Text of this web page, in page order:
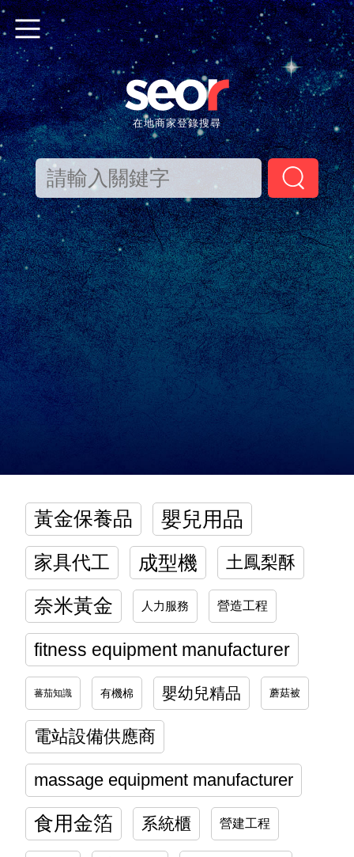
企
業
集
團
技
術
代
工
民
生
用
品
線
上
購
物
時
尚
服
飾
保
健
美
容
食
品
餐
飲
機
關
學
校 在地商家登錄搜尋
黃金保養品 嬰兒用品
家具代工 成型機 土鳳梨酥
奈米黃金 人力服務 營造工程
fitness equipment manufacturer
蕃茄知識 有機棉 嬰幼兒精品 蘑菇被
電站設備供應商
massage equipment manufacturer
食用金箔 系統櫃 營建工程